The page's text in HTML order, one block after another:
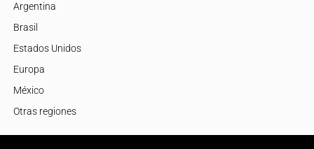
Argentina
Brasil
Estados Unidos
Europa
México
Otras regiones